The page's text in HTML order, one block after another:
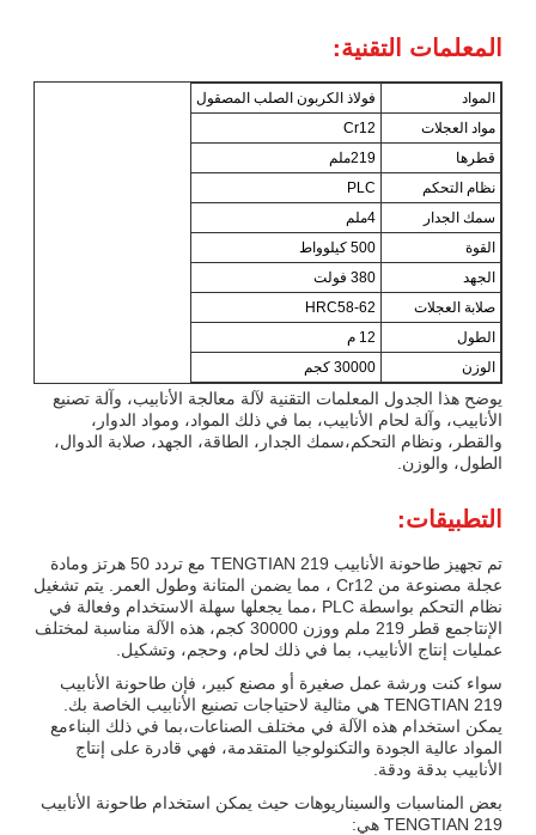
المعلمات التقنية:
المواد
فولاذ الكربون الصلب المصقول
مواد العجلات
Cr12
قطرها
219ملم
نظام التحكم
PLC
سمك الجدار
4ملم
القوة
500 كيلوواط
الجهد
380 فولت
صلابة العجلات
HRC58-62
الطول
12 م
الوزن
30000 كجم
يوضح هذا الجدول المعلمات التقنية لآلة معالجة الأنابيب، وآلة تصنيع
الأنابيب، وآلة لحام الأنابيب، بما في ذلك المواد، ومواد الدوار،
والقطر، ونظام التحكم،سمك الجدار، الطاقة، الجهد، صلابة الدوال،
الطول، والوزن.
التطبيقات:
تم تجهيز طاحونة الأنابيب TENGTIAN 219 مع تردد 50 هرتز ومادة
عجلة مصنوعة من Cr12 ، مما يضمن المتانة وطول العمر. يتم تشغيل
نظام التحكم بواسطة PLC ،مما يجعلها سهلة الاستخدام وفعالة في
الإنتاجمع قطر 219 ملم ووزن 30000 كجم، هذه الآلة مناسبة لمختلف
عمليات إنتاج الأنابيب، بما في ذلك لحام، وحجم، وتشكيل.
سواء كنت ورشة عمل صغيرة أو مصنع كبير، فإن طاحونة الأنابيب
TENGTIAN 219 هي مثالية لاحتياجات تصنيع الأنابيب الخاصة بك.
يمكن استخدام هذه الآلة في مختلف الصناعات،بما في ذلك البناءمع
المواد عالية الجودة والتكنولوجيا المتقدمة، فهي قادرة على إنتاج
الأنابيب بدقة ودقة.
بعض المناسبات والسيناريوهات حيث يمكن استخدام طاحونة الأنابيب
TENGTIAN 219 هي: